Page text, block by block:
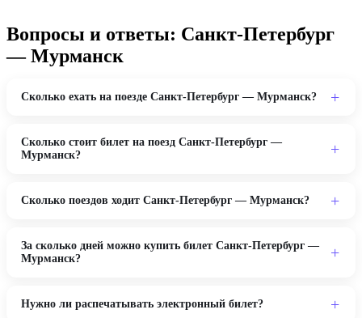
Вопросы и ответы: Санкт-Петербург
— Мурманск
Сколько ехать на поезде Санкт-Петербург — Мурманск?
Сколько стоит билет на поезд Санкт-Петербург —
Мурманск?
Сколько поездов ходит Санкт-Петербург — Мурманск?
За сколько дней можно купить билет Санкт-Петербург —
Мурманск?
Нужно ли распечатывать электронный билет?